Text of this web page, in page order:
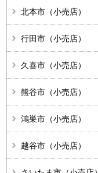
北本市（小売店）
行田市（小売店）
久喜市（小売店）
熊谷市（小売店）
鴻巣市（小売店）
越谷市（小売店）